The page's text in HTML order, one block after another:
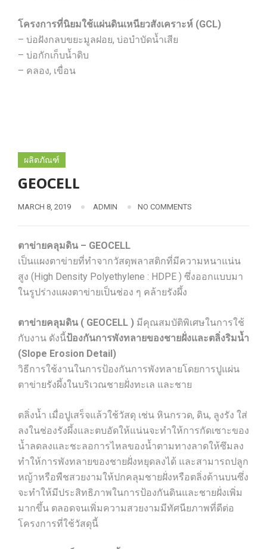
โครงการที่นิยมใช้แผ่นดินเหนียวสังเคราะห์ (GCL)
– บ่อฝังกลบขยะมูลฝอย, บ่อบำบัดน้ำเสีย
– บ่อกักเก็บน้ำดิบ
– คลอง, เขื่อน
ผลิตภัณฑ์
GEOCELL
MARCH 8, 2019 ADMIN NO COMMENTS
ตาข่ายคลุมดิน – GEOCELL
เป็นแผงตาข่ายที่ทำจากวัสดุพลาสติกที่มีความหนาแน่น
สูง (High Density Polyethylene : HDPE ) ซึ่งออกแบบมา
ในรูปร่างแผงตาข่ายเป็นช่อง ๆ คล้ายรังผึ้ง
ตาข่ายคลุมดิน ( GEOCELL ) มีคุณสมบัติพิเศษในการใช้
กับงาน ดังนี้ป้องกันการพังทลายของชายฝั่งและตลิ่งริมน้ำ
(Slope Erosion Detail)
วิธีการใช้งานในการป้องกันการพังทลายโดยการปูแผ่น
ตาข่ายรังผึ้งในบริเวณชายฝั่งทะเล และชาย
ตลิ่งน้ำ เมื่อปูเสร็จแล้วใช้วัสดุ เช่น หินกรวด, ดิน, ลูงรัง ใส่
ลงในช่องรังผึ้งและตบอัดให้แน่นจะทำให้การกัดเซาะของ
น้ำลดลงและชะลอการไหลของน้ำตามทางลาดให้ซึมลง
ทำให้การพังทลายของชายฝั่งหยุดลงได้ และสามารถปลูก
หญ้าหรือพืชสวยงามให้ปกคลุมชายฝั่งหรือตลิ่งด้านบนซึ่ง
จะทำให้มีประสิทธิภาพในการป้องกันดินและชายฝั่งเพิ่ม
มากขึ้น ตลอดจนเพิ่มความสวยงามมีทัศนียภาพที่ดีต่อ
โครงการที่ใช้วัสดุนี้